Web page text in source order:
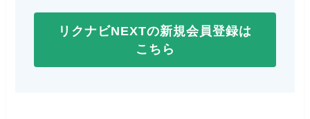
リクナビNEXTの新規会員登録は
こちら